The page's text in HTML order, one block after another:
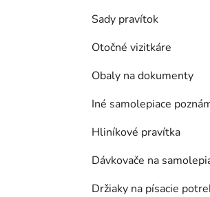
Sady pravítok
Otočné vizitkáre
Obaly na dokumenty
Iné samolepiace
Hliníkové pravítka
Dávkovače na
Držiaky na písacie